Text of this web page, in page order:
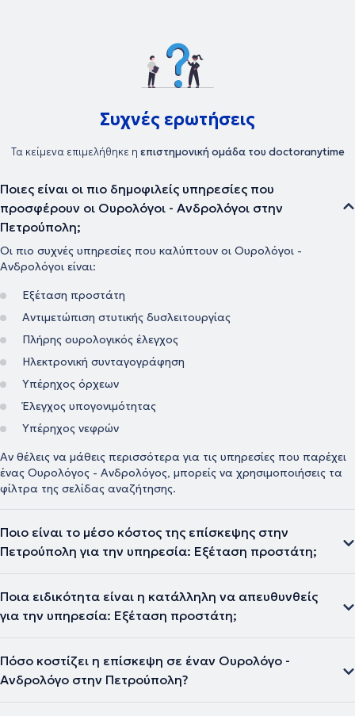
Συχνές ερωτήσεις
Τα κείμενα επιμελήθηκε η επιστημονική ομάδα του doctoranytime
Ποιες είναι οι πιο δημοφιλείς υπηρεσίες που
προσφέρουν οι Ουρολόγοι - Ανδρολόγοι στην
Πετρούπολη;
Οι πιο συχνές υπηρεσίες που καλύπτουν οι Ουρολόγοι -
Ανδρολόγοι είναι:
Εξέταση προστάτη
Αντιμετώπιση στυτικής δυσλειτουργίας
Πλήρης ουρολογικός έλεγχος
Ηλεκτρονική συνταγογράφηση
Υπέρηχος όρχεων
Έλεγχος υπογονιμότητας
Υπέρηχος νεφρών
Αν θέλεις να μάθεις περισσότερα για τις υπηρεσίες που παρέχει
ένας Ουρολόγος - Ανδρολόγος, μπορείς να χρησιμοποιήσεις τα
φίλτρα της σελίδας αναζήτησης.
Ποιο είναι το μέσο κόστος της επίσκεψης στην
Πετρούπολη για την υπηρεσία: Εξέταση προστάτη;
Ποια ειδικότητα είναι η κατάλληλη να απευθυνθείς
για την υπηρεσία: Εξέταση προστάτη;
Πόσο κοστίζει η επίσκεψη σε έναν Ουρολόγο -
Ανδρολόγο στην Πετρούπολη?